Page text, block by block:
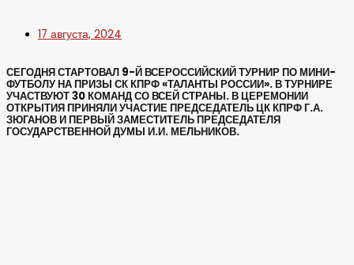
17 августа, 2024
СЕГОДНЯ СТАРТОВАЛ 9-Й ВСЕРОССИЙСКИЙ ТУРНИР ПО МИНИ-
ФУТБОЛУ НА ПРИЗЫ СК КПРФ «ТАЛАНТЫ РОССИИ». В ТУРНИРЕ
УЧАСТВУЮТ 30 КОМАНД СО ВСЕЙ СТРАНЫ. В ЦЕРЕМОНИИ
ОТКРЫТИЯ ПРИНЯЛИ УЧАСТИЕ ПРЕДСЕДАТЕЛЬ ЦК КПРФ Г.А.
ЗЮГАНОВ И ПЕРВЫЙ ЗАМЕСТИТЕЛЬ ПРЕДСЕДАТЕЛЯ
ГОСУДАРСТВЕННОЙ ДУМЫ И.И. МЕЛЬНИКОВ.